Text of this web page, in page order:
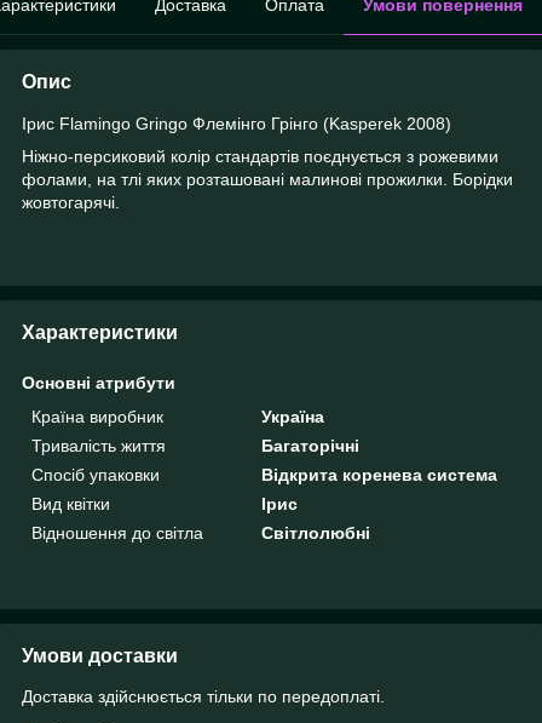
Доставка Оплата Умови повернення
Опис
Ірис Flamingo Gringo Флемінго Грінго (Kasperek 2008)
Ніжно-персиковий колір стандартів поєднується з рожевими
фолами, на тлі яких розташовані малинові прожилки. Борідки
жовтогарячі.
Характеристики
Основні атрибути
Країна виробник
Україна
Тривалість життя
Багаторічні
Спосіб упаковки
Відкрита коренева система
Вид квітки
Ірис
Відношення до світла
Світлолюбні
Умови доставки
Доставка здійснюється тільки по передоплаті.